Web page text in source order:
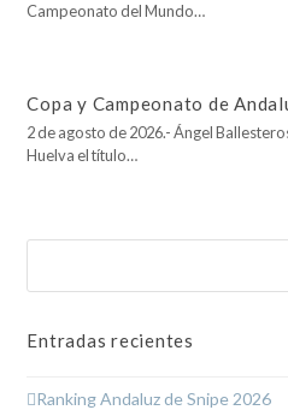
Campeonato del Mundo…
Copa y Campeonato de
2 de agosto de 2026.- Ángel
Huelva el título…
Entradas recientes
Ranking Andaluz de Snipe 2026